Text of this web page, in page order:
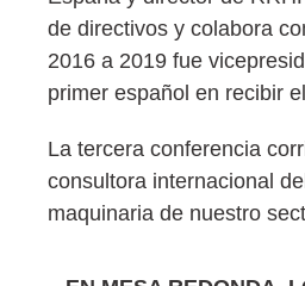
de directivos y colabora
2016 a 2019 fue
primer español en recibir
La tercera conferencia
consultora internacional
maquinaria de nuestro